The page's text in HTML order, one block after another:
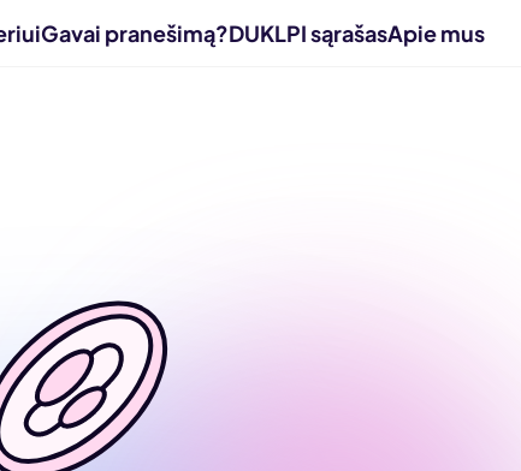
Gavai pranešimą?DUKLPI sąrašasApie mus